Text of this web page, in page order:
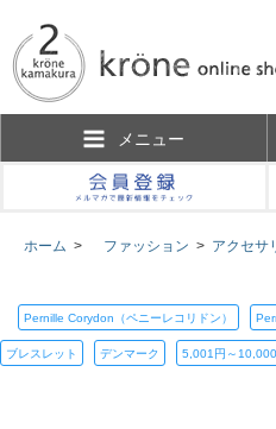
メニュー
ホーム > ファッション > アクセサ
Pernille Corydon（ペニーレコリドン）
ブレスレット デンマーク 5,001円～